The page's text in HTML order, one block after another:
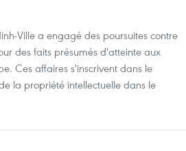
Ville a engagé des poursuites contre
des faits présumés d'atteinte aux
Ces affaires s'inscrivent dans le
la propriété intellectuelle dans le